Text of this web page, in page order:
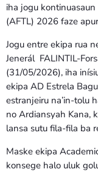
Bom
7:00
iha jogu
(AFTL) 2026 faze
Jogu entre ekipa rua
Jenerál FALINTIL-
(31/05/2026), iha
ekipa AD Estrela
estranjeiru na’in-tolu
no Ardiansyah Kana,
lansa sutu fila-fila ba
Maske ekipa
konsege halo uluk